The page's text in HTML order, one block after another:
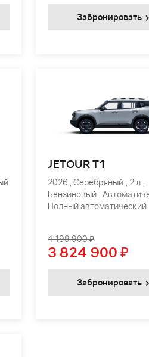
Забронировать
JETOUR T1
2026 , Серебряный , 2 л ,
Бензиновый ,
Полный автоматический
4 199 900 ₽
3 824 900 ₽
Забронировать